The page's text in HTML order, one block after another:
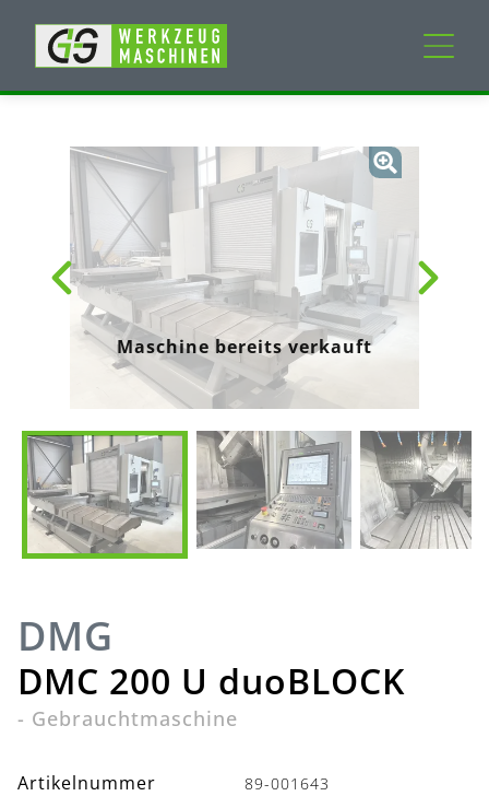
Neumaschinen
Gebrauchtmaschinen
Dienstleistungen
Unternehmen
Mein Konto
Maschine bereits verkauft
DMG
DMC 200 U duoBLOCK
- Gebrauchtmaschine
Artikelnummer 89-001643